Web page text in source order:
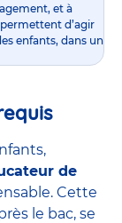
et à
d’agir
enfants, dans un
de
Cette
le bac, se